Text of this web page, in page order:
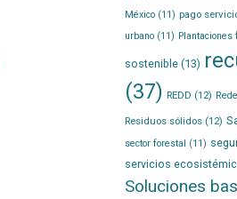
México(11) pago
urbano(11) Plantaciones
sostenible(13)
(37) REDD (12)
Residuos sólidos(12)
sector forestal (11)
servicios
Soluciones